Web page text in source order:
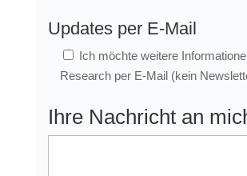
Updates per E-Mail
Ich möchte weitere
Research per E-Mail (kein
Ihre Nachricht an